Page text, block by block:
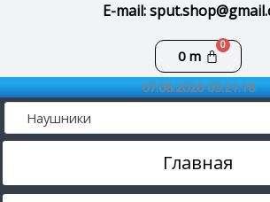
E-mail:
0m
Корзина
07.08.2026 05:21:18
Наушники
Главная